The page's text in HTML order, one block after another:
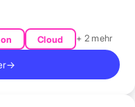
Cloud + 2 mehr
→